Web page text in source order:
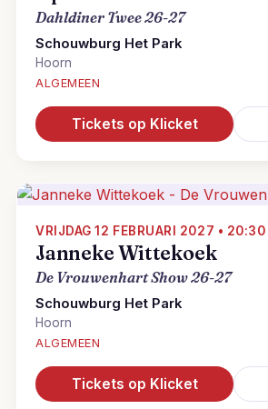
Dahldiner Twee 26-27
Schouwburg Het Park
Hoorn
ALGEMEEN
Tickets op Klicket
VRIJDAG 12 FEBRUARI 2027 • 20:30
Janneke Wittekoek
De Vrouwenhart Show 26-27
Schouwburg Het Park
Hoorn
ALGEMEEN
Tickets op Klicket